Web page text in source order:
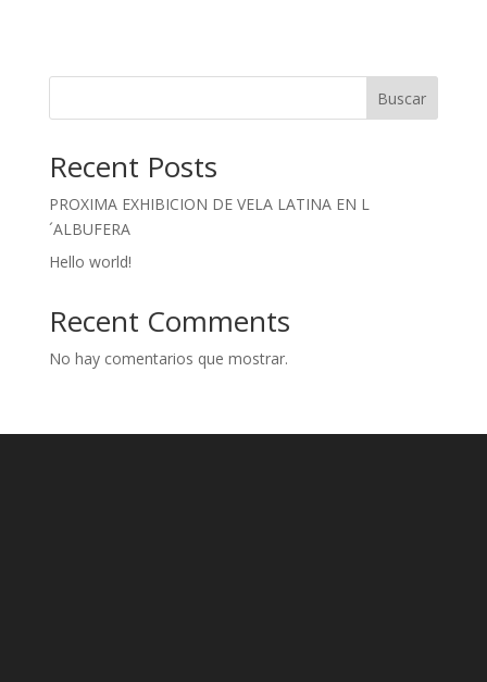
Buscar
Recent Posts
PROXIMA EXHIBICION DE VELA LATINA EN L
´ALBUFERA
Hello world!
Recent Comments
No hay comentarios que mostrar.